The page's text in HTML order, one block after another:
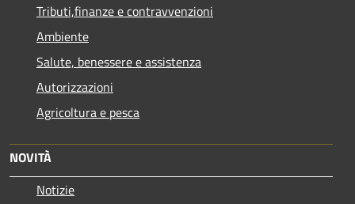
Tributi,finanze e contravvenzioni
Ambiente
Salute, benessere e assistenza
Autorizzazioni
Agricoltura e pesca
NOVITÀ
Notizie